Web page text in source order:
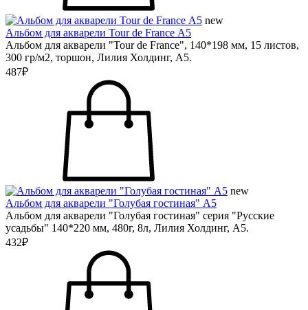
new
Альбом для акварели Tour de France А5
Альбом для акварели "Tour de France", 140*198 мм, 15 листов,
300 гр/м2, торшон, Лилия Холдинг, А5.
487₽
new
Альбом для акварели "Голубая гостиная" А5
Альбом для акварели "Голубая гостиная" серия "Русские
усадьбы" 140*220 мм, 480г, 8л, Лилия Холдинг, А5.
432₽